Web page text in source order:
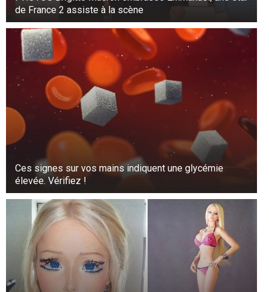
de France 2 assiste à la scène
Ces signes sur vos mains indiquent une glycémie
élevée. Vérifiez !